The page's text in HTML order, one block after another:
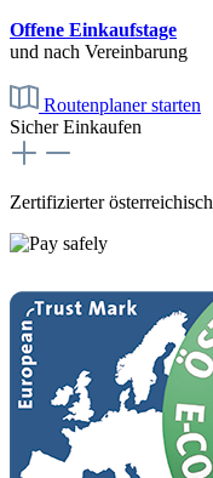
Offene Einkaufstage
und nach Vereinbarung
Routenplaner starten
Sicher Einkaufen
Zertifizierter